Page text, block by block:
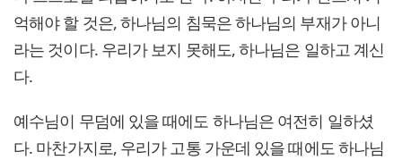
억해야 할 것은, 하나님의 침묵은 하나님의 부재가 아니
라는 것이다. 우리가 보지 못해도, 하나님은 일하고 계신
다.
예수님이 무덤에 있을 때에도 하나님은 여전히 일하셨
다. 마찬가지로, 우리가 고통 가운데 있을 때에도 하나님